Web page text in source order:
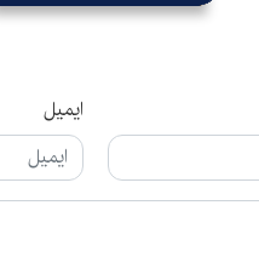
ایمیل